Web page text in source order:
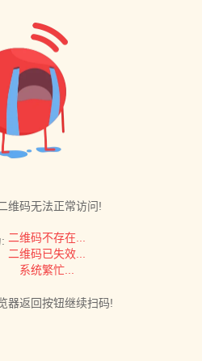
维码无法正常访问!
二维码不存在...
二维码已失效...
系统繁忙...
器返回按钮继续扫码!